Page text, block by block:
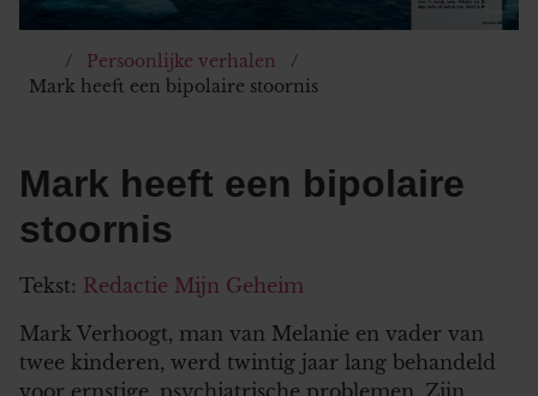
Persoonlijke verhalen
Mark heeft een bipolaire stoornis
Mark heeft een bipolaire
stoornis
Tekst: Redactie Mijn Geheim
Mark Verhoogt, man van Melanie en vader van
twee kinderen, werd twintig jaar lang behandeld